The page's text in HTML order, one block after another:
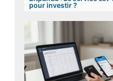
pour investir ?